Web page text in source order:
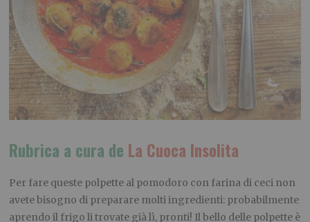
Rubrica a cura de La Cuoca Insolita
Per fare queste polpette al pomodoro con farina di ceci non
avete bisogno di preparare molti ingredienti: probabilmente
aprendo il frigo li trovate già lì, pronti! Il bello delle polpette è